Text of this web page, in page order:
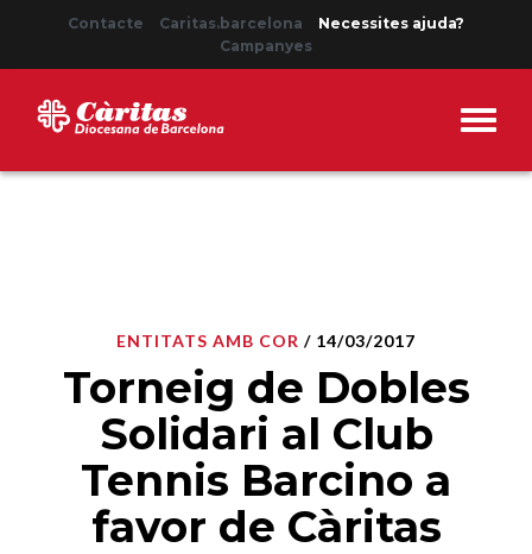
Contacte Caritas.barcelona
Necessites ajuda?
Campanyes
ENTITATS AMB COR / 14/03/2017
Torneig de Dobles
Solidari al Club
Tennis Barcino a
favor de Càritas